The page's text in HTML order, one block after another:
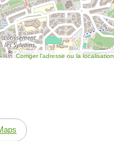
Corriger l’adresse ou la localisation